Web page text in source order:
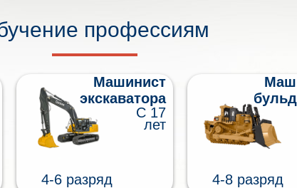
профессиям
Машинист
экскаватора
С 17
лет
4-6 разряд 4-8 разряд